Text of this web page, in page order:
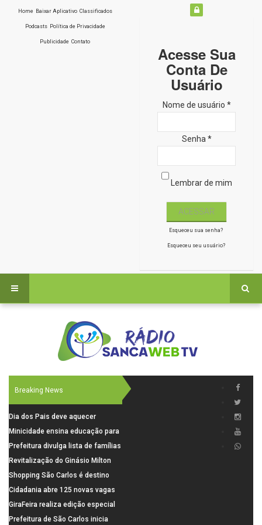
Home Baixar Aplicativo Classificados
Podcasts Política de Privacidade
Publicidade Contato
Acesse Sua
Conta De
Usuário
Nome de usuário *
Senha *
Lembrar de mim
Esqueceu sua senha?
Esqueceu seu usuário?
Breaking News
Dia dos Pais deve aquecer
comércio de São Carlos com
renda em alta e maior circulação
de consumidores
Minicidade ensina educação para
o trânsito a 264 crianças da rede
municipal
Prefeitura divulga lista de famílias
pré-selecionadas pela Caixa para
o Residencial Santa Felícia
Revitalização do Ginásio Milton
Olaio filho avança com obras de
recuperação
Shopping São Carlos é destino
para celebrar o Dia dos Pais com
presentes, gastronomia e lazer
Cidadania abre 125 novas vagas
para oficinas de convivência
GiraFeira realiza edição especial
de Dia dos Pais neste domingo (9)
Prefeitura de São Carlos inicia